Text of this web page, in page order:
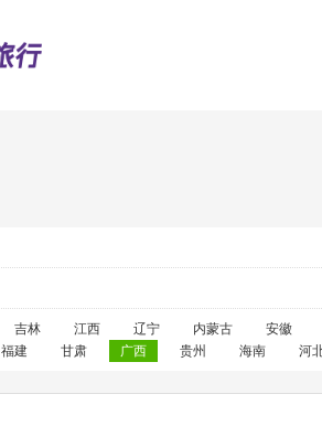
吉林 江西 辽宁 内蒙古 安徽
福建 甘肃 广西 贵州 海南 河